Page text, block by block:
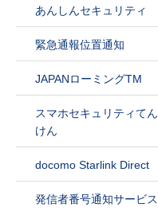
あんしんセキュリティ
緊急通報位置通知
JAPANローミングTM
スマホセキュリティてん
けん
docomo Starlink Direct
発信者番号通知サービス